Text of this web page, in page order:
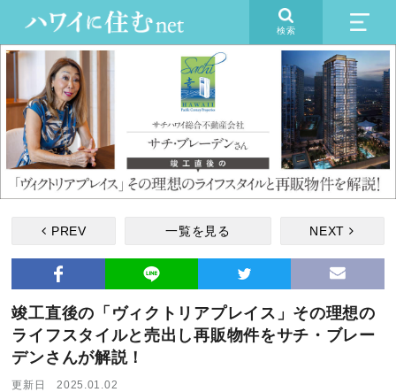
検索
PREV 一覧を見る NEXT
竣工直後の「ヴィクトリアプレイス」その理想の
ライフスタイルと売出し再販物件をサチ・ブレー
デンさんが解説！
更新日 2025.01.02